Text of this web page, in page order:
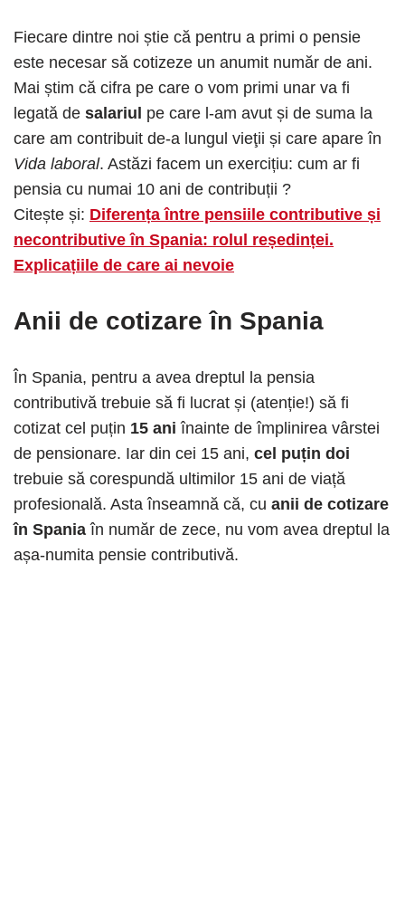
Fiecare dintre noi știe că pentru a primi o pensie
este necesar să cotizeze un anumit număr de ani.
Mai știm că cifra pe care o vom primi unar va fi
legată de salariul pe care l-am avut și de suma la
care am contribuit de-a lungul vieţii și care apare în
Vida laboral. Astăzi facem un exercițiu: cum ar fi
pensia cu numai 10 ani de contribuții ?
Citește și: Diferența între pensiile contributive și
necontributive în Spania: rolul reședinței.
Explicațiile de care ai nevoie
Anii de cotizare în Spania
În Spania, pentru a avea dreptul la pensia
contributivă trebuie să fi lucrat și (atenție!) să fi
cotizat cel puțin 15 ani înainte de împlinirea vârstei
de pensionare. Iar din cei 15 ani, cel puțin doi
trebuie să corespundă ultimilor 15 ani de viață
profesională. Asta înseamnă că, cu anii de cotizare
în Spania în număr de zece, nu vom avea dreptul la
așa-numita pensie contributivă.